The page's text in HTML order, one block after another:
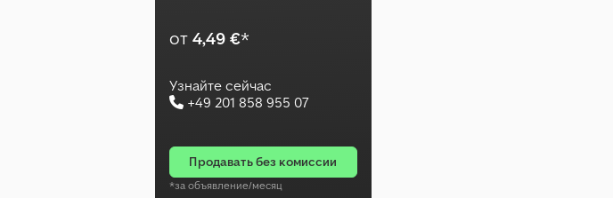
от4,49 €*
Узнайте сейчас
+49 201 858 955 07
продавать без комиссии
*за объявление/месяц